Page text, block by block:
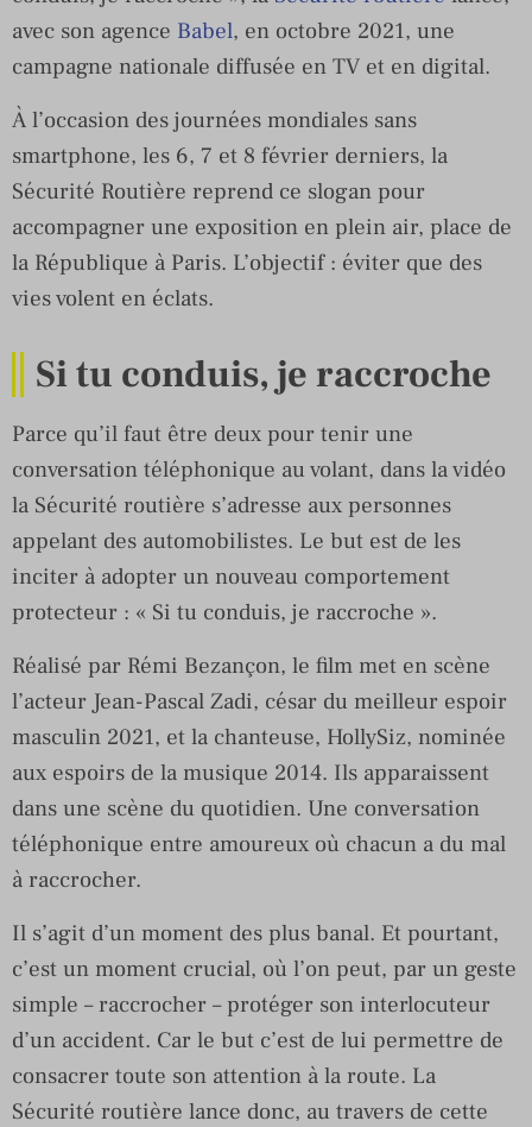
avec son agence Babel, en octobre 2021, une
campagne nationale diffusée en TV et en digital.
À l’occasion des journées mondiales sans
smartphone, les 6, 7 et 8 février derniers, la
Sécurité Routière reprend ce slogan pour
accompagner une exposition en plein air, place de
la République à Paris. L’objectif : éviter que des
vies volent en éclats.
Si tu conduis, je raccroche
Parce qu’il faut être deux pour tenir une
conversation téléphonique au volant, dans la vidéo
la Sécurité routière s’adresse aux personnes
appelant des automobilistes. Le but est de les
inciter à adopter un nouveau comportement
protecteur : « Si tu conduis, je raccroche ».
Réalisé par Rémi Bezançon, le film met en scène
l’acteur Jean-Pascal Zadi, césar du meilleur espoir
masculin 2021, et la chanteuse, HollySiz, nominée
aux espoirs de la musique 2014. Ils apparaissent
dans une scène du quotidien. Une conversation
téléphonique entre amoureux où chacun a du mal
à raccrocher.
Il s’agit d’un moment des plus banal. Et pourtant,
c’est un moment crucial, où l’on peut, par un geste
simple – raccrocher – protéger son interlocuteur
d’un accident. Car le but c’est de lui permettre de
consacrer toute son attention à la route. La
Sécurité routière lance donc, au travers de cette